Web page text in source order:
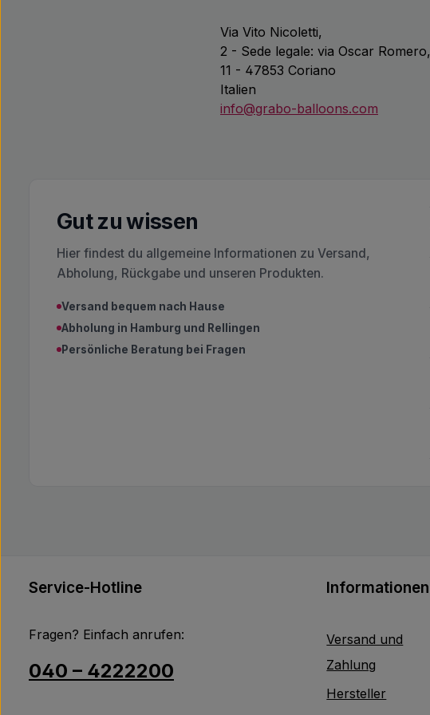
Via Vito Nicoletti,
2 - Sede legale: via Oscar Romero,
11 - 47853 Coriano
Italien
info@grabo-balloons.com
Gut zu wissen
Hier findest du allgemeine Informationen zu Versand,
Abholung, Rückgabe und unseren Produkten.
Versand bequem nach Hause
Abholung in Hamburg und Rellingen
Persönliche Beratung bei Fragen
Service-Hotline
Fragen? Einfach anrufen:
040 – 4222200
Informationen
Versand und
Zahlung
Hersteller